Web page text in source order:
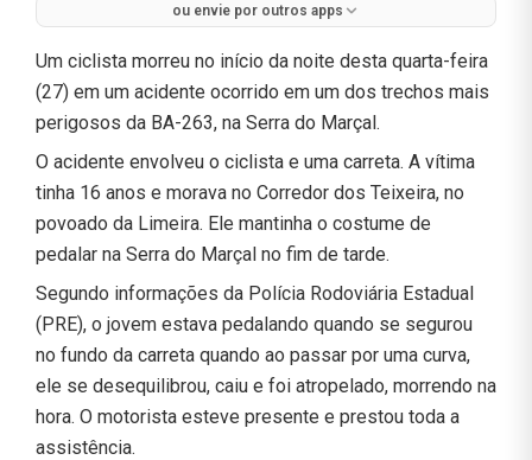
ou envie por outros apps
Um ciclista morreu no início da noite desta quarta-feira
(27) em um acidente ocorrido em um dos trechos mais
perigosos da BA-263, na Serra do Marçal.
O acidente envolveu o ciclista e uma carreta. A vítima
tinha 16 anos e morava no Corredor dos Teixeira, no
povoado da Limeira. Ele mantinha o costume de
pedalar na Serra do Marçal no fim de tarde.
Segundo informações da Polícia Rodoviária Estadual
(PRE), o jovem estava pedalando quando se segurou
no fundo da carreta quando ao passar por uma curva,
ele se desequilibrou, caiu e foi atropelado, morrendo na
hora. O motorista esteve presente e prestou toda a
assistência.